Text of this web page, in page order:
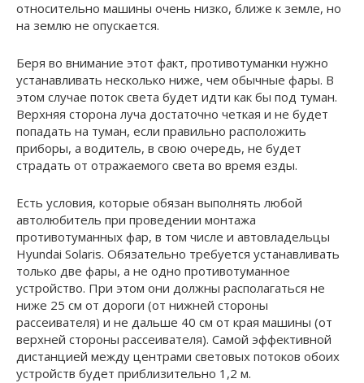
относительно машины очень низко, ближе к земле, но
на землю не опускается.
Беря во внимание этот факт, противотуманки нужно
устанавливать несколько ниже, чем обычные фары. В
этом случае поток света будет идти как бы под туман.
Верхняя сторона луча достаточно четкая и не будет
попадать на туман, если правильно расположить
приборы, а водитель, в свою очередь, не будет
страдать от отражаемого света во время езды.
Есть условия, которые обязан выполнять любой
автолюбитель при проведении монтажа
противотуманных фар, в том числе и автовладельцы
Hyundai Solaris. Обязательно требуется устанавливать
только две фары, а не одно противотуманное
устройство. При этом они должны располагаться не
ниже 25 см от дороги (от нижней стороны
рассеивателя) и не дальше 40 см от края машины (от
верхней стороны рассеивателя). Самой эффективной
дистанцией между центрами световых потоков обоих
устройств будет приблизительно 1,2 м.